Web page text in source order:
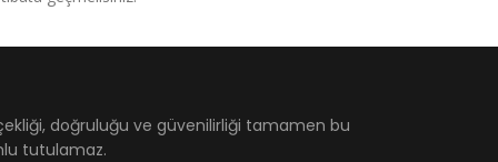
doğruluğu ve güvenilirliği tamamen bu
tutulamaz.